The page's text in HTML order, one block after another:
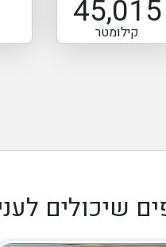
45,015
קילומטר
שיכולים